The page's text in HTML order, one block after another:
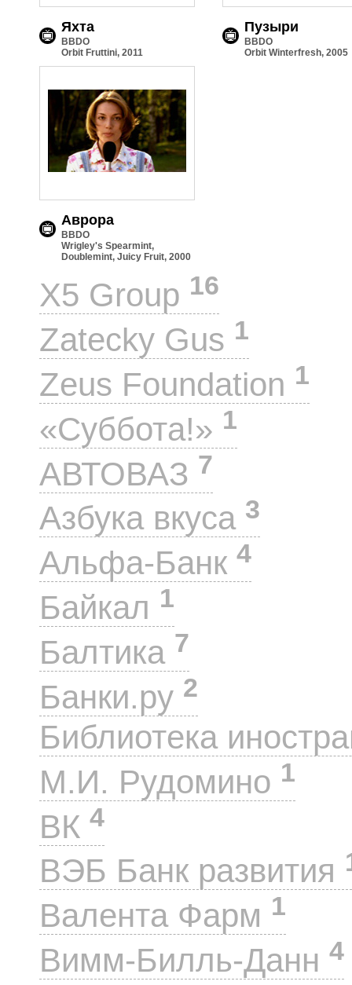
Яхта
BBDO
Orbit Fruttini, 2011
Пузыри
BBDO
Orbit Winterfresh, 2005
Аврора
BBDO
Wrigley's Spearmint,
Doublemint, Juicy Fruit, 2000
X5 Group 16
Zatecky Gus 1
Zeus Foundation 1
«Суббота!» 1
АВТОВАЗ 7
Азбука вкуса 3
Альфа-Банк 4
Байкал 1
Балтика 7
Банки.ру 2
Библиотека
М.И. Рудомино 1
ВК 4
ВЭБ Банк развития
Валента Фарм 1
Вимм-Билль-Данн 4